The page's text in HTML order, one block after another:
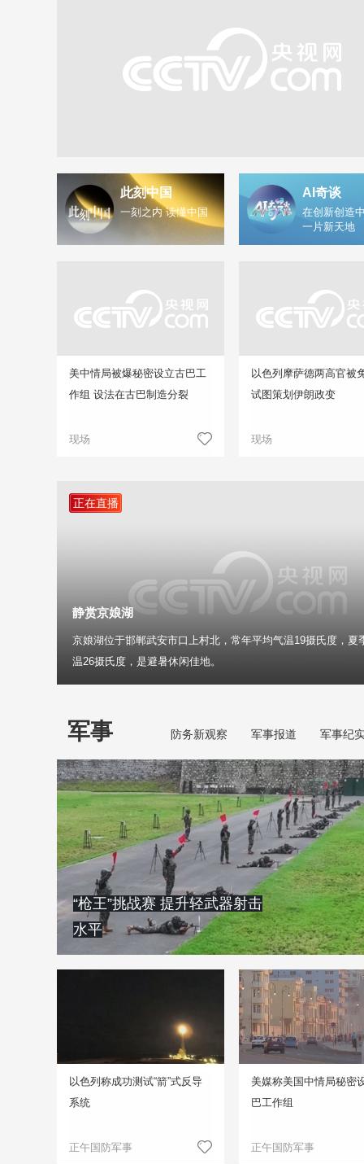
此刻中国
一刻之内 读懂中国
AI奇谈
在创新创造
一片新天地
美中情局被爆秘密设立古巴工
作组 设法在古巴制造分裂
现场
以色列摩萨德两高官被
试图策划伊朗政变
现场
正在直播
静赏京娘湖
京娘湖位于邯郸武安市口上村北，常年平均气温19摄氏度，夏
温26摄氏度，是避暑休闲佳地。
军事 防务新观察 军事报道 军事纪
“枪王”挑战赛 提升轻武器射击
水平
以色列称成功测试“箭”式反导
系统
正午国防军事
美媒称美国中情局秘密
巴工作组
正午国防军事